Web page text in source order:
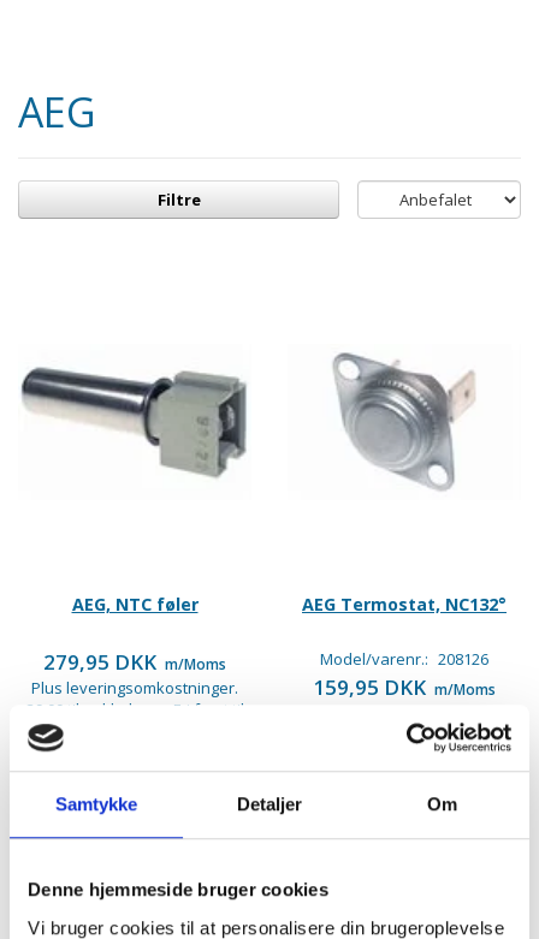
Samtykke Detaljer Om
Denne hjemmeside bruger cookies
Vi bruger cookies til at personalisere din brugeroplevelse
AEG
Filtre
AEG, NTC føler
279,95 DKK m/Moms
Plus leveringsomkostninger.
39,00 til pakkehops. Fri fragt til
pakkeshop ved køb over 599,-
På lager
LÆG I KURV
AEG Termostat, NC132°
Model/varenr.: 208126
159,95 DKK m/Moms
39,00 til pakkehops. Fri fragt til
pakkeshop ved køb over 599,-
På lager
LÆG I KURV